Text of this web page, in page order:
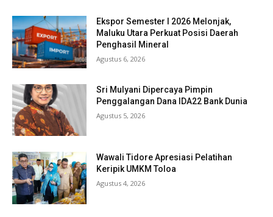
Ekspor Semester I 2026 Melonjak,
Maluku Utara Perkuat Posisi Daerah
Penghasil Mineral
Agustus 6, 2026
Sri Mulyani Dipercaya Pimpin
Penggalangan Dana IDA22 Bank Dunia
Agustus 5, 2026
Wawali Tidore Apresiasi Pelatihan
Keripik UMKM Toloa
Agustus 4, 2026